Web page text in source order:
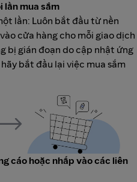
lần mua sắm
lần: Luôn bắt đầu từ nền
cửa hàng cho mỗi giao dịch
bị gián đoạn do cập nhật ứng
bắt đầu lại việc mua sắm
cáo hoặc nhấp vào các liên